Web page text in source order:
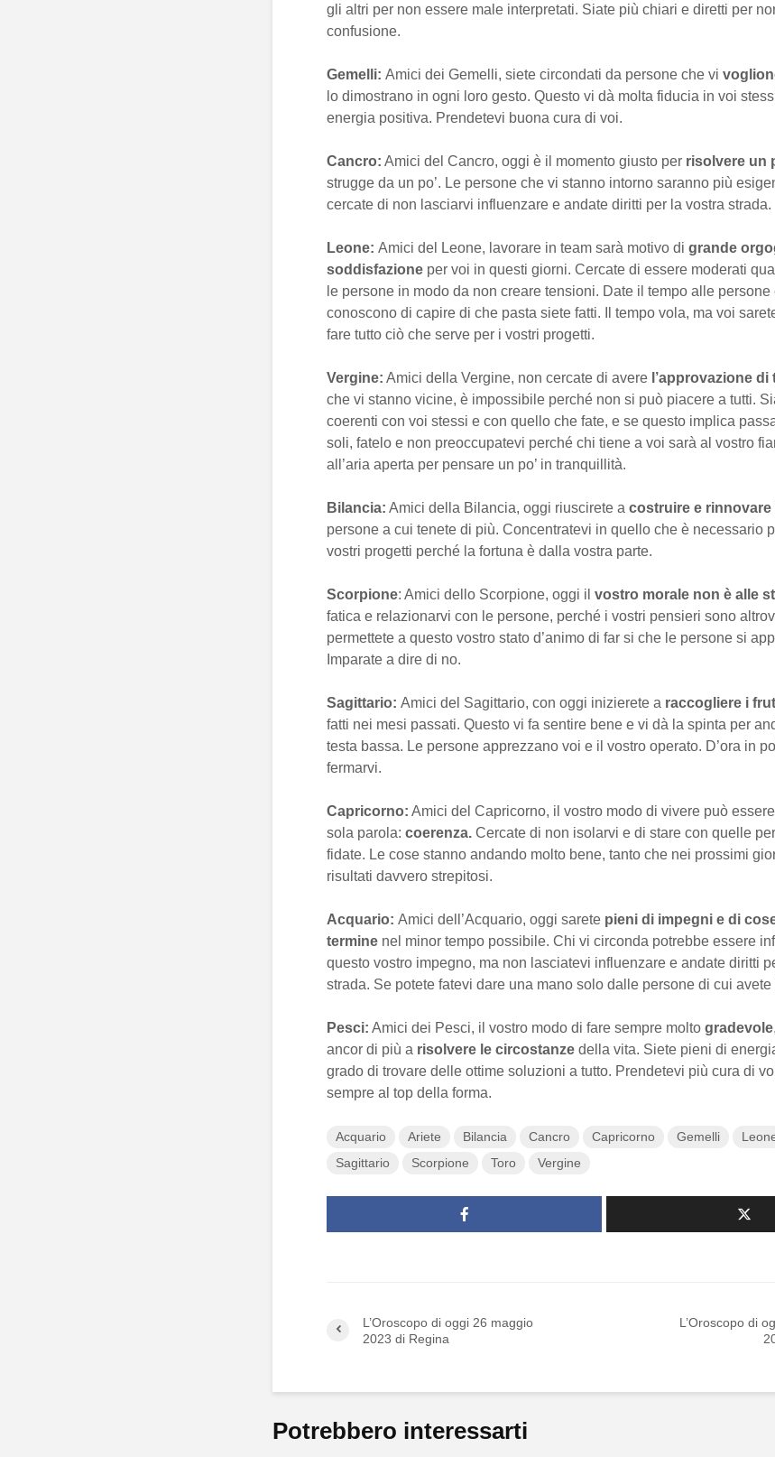
gli altri per non essere male interpretati. Siate più chiari e diretti per
confusione.
Gemelli: Amici dei Gemelli, siete circondati da persone che vi
lo dimostrano in ogni loro gesto. Questo vi dà molta fiducia in voi
energia positiva. Prendetevi buona cura di voi.
Cancro: Amici del Cancro, oggi è il momento giusto per risolvere un
strugge da un po’. Le persone che vi stanno intorno saranno più
cercate di non lasciarvi influenzare e andate diritti per la vostra strada.
Leone: Amici del Leone, lavorare in team sarà motivo di grande
soddisfazione per voi in questi giorni. Cercate di essere moderati
le persone in modo da non creare tensioni. Date il tempo alle persone
conoscono di capire di che pasta siete fatti. Il tempo vola, ma voi
fare tutto ciò che serve per i vostri progetti.
Vergine: Amici della Vergine, non cercate di avere l’approvazione di
che vi stanno vicine, è impossibile perché non si può piacere a tutti.
coerenti con voi stessi e con quello che fate, e se questo implica
soli, fatelo e non preoccupatevi perché chi tiene a voi sarà al vostro
all’aria aperta per pensare un po’ in tranquillità.
Bilancia: Amici della Bilancia, oggi riuscirete a costruire e
persone a cui tenete di più. Concentratevi in quello che è necessario
vostri progetti perché la fortuna è dalla vostra parte.
Scorpione: Amici dello Scorpione, oggi il vostro morale non è alle
fatica e relazionarvi con le persone, perché i vostri pensieri sono
permettete a questo vostro stato d’animo di far si che le persone si
Imparate a dire di no.
Sagittario: Amici del Sagittario, con oggi inizierete a raccogliere i
fatti nei mesi passati. Questo vi fa sentire bene e vi dà la spinta per
testa bassa. Le persone apprezzano voi e il vostro operato. D’ora in
fermarvi.
Capricorno: Amici del Capricorno, il vostro modo di vivere può
sola parola: coerenza. Cercate di non isolarvi e di stare con quelle
fidate. Le cose stanno andando molto bene, tanto che nei prossimi
risultati davvero strepitosi.
Acquario: Amici dell’Acquario, oggi sarete pieni di impegni e di
termine nel minor tempo possibile. Chi vi circonda potrebbe essere
questo vostro impegno, ma non lasciatevi influenzare e andate diritti
strada. Se potete fatevi dare una mano solo dalle persone di cui avete
Pesci: Amici dei Pesci, il vostro modo di fare sempre molto gradevole
ancor di più a risolvere le circostanze della vita. Siete pieni di
grado di trovare delle ottime soluzioni a tutto. Prendetevi più cura di
sempre al top della forma.
Acquario Ariete Bilancia Cancro Capricorno Gemelli
Sagittario
Scorpione Toro Vergine
L’Oroscopo di oggi 26 maggio
2023 di Regina
L’Oroscopo di
Potrebbero interessarti